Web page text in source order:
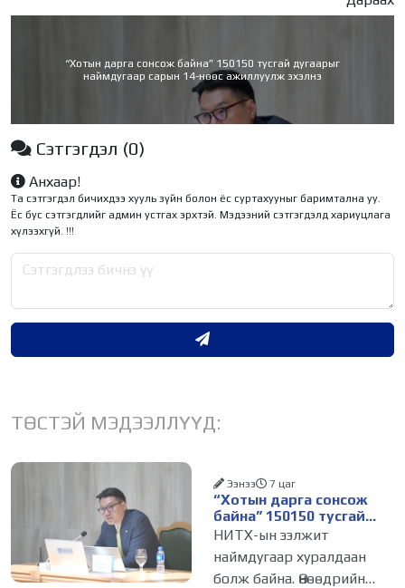
“Хотын дарга сонсож байна” 150150 тусгай дугаарыг
наймдугаар сарын 14-нөөс ажиллуулж эхэлнэ
Сэтгэгдэл (0)
Анхаар!
Та сэтгэгдэл бичихдээ хууль зүйн болон ёс суртахууныг баримтална уу.
Ёс бус сэтгэгдлийг админ устгах эрхтэй. Мэдээний сэтгэгдэлд хариуцлага
хүлээхгүй. !!!
ТӨСТЭЙ МЭДЭЭЛЛҮҮД:
“Хотын дарга сонсож
байна” 150150 тусгай
дугаарыг наймдугаар
сарын 14-нөөс
ажиллуулж эхэлнэ
Ээнээ 7 цаг
НИТХ-ын ээлжит
наймдугаар хуралдаан
болж байна. Өнөөдрийн